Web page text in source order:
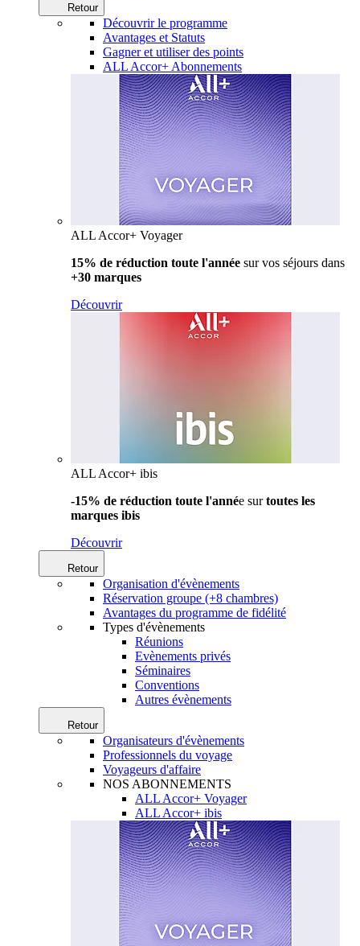
Retour
Découvrir le programme
Avantages et Statuts
Gagner et utiliser des points
ALL Accor+ Abonnements
ALL Accor+ Voyager
15% de réduction toute l'année sur vos séjours dans
+30 marques
Découvrir
ALL Accor+ ibis
-15% de réduction toute l'année surtoutes les
marques ibis
Découvrir
Retour
Organisation d'évènements
Réservation groupe (+8 chambres)
Avantages du programme de fidélité
Types d'évènements
Réunions
Evènements privés
Séminaires
Conventions
Autres évènements
Retour
Organisateurs d'évènements
Professionnels du voyage
Voyageurs d'affaire
NOS ABONNEMENTS
ALL Accor+ Voyager
ALL Accor+ ibis